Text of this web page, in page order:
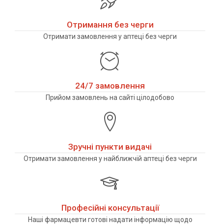
Отримання без черги
Отримати замовлення у аптеці без черги
24/7 замовлення
Прийом замовлень на сайті цілодобово
Зручні пункти видачі
Отримати замовлення у найближчій аптеці без черги
Професійні консультації
Наші фармацевти готові надати інформацію щодо